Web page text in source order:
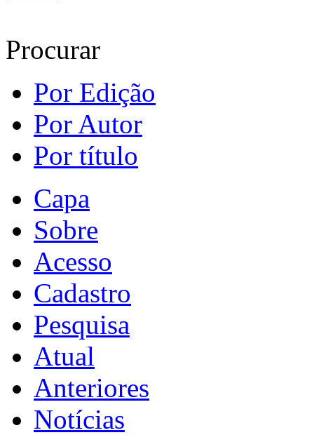
Procurar
Por Edição
Por Autor
Por título
Capa
Sobre
Acesso
Cadastro
Pesquisa
Atual
Anteriores
Notícias